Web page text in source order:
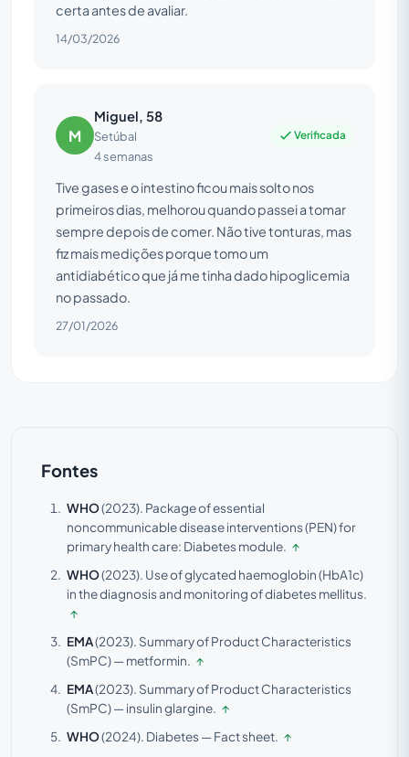
certa antes de avaliar.
14/03/2026
M
Miguel, 58
Setúbal
4 semanas
Verificada
Tive gases e o intestino ficou mais solto nos
primeiros dias, melhorou quando passei a tomar
sempre depois de comer. Não tive tonturas, mas
fiz mais medições porque tomo um
antidiabético que já me tinha dado hipoglicemia
no passado.
27/01/2026
Fontes
WHO(2023). Package of essential
noncommunicable disease interventions (PEN) for
primary health care: Diabetes module. ↑
WHO(2023). Use of glycated haemoglobin (HbA1c)
in the diagnosis and monitoring of diabetes mellitus.
↑
EMA(2023). Summary of Product Characteristics
(SmPC) — metformin. ↑
EMA(2023). Summary of Product Characteristics
(SmPC) — insulin glargine. ↑
WHO(2024). Diabetes — Fact sheet. ↑